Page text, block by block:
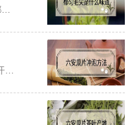
都匀毛尖的味道是滋味鲜浓、回味甘甜。都匀毛尖有“三绿透黄色”的特色，即干茶色泽绿中带黄，汤色绿中透黄，叶底绿中显黄。成品都匀毛尖色泽翠绿、外形匀整、白毫显露、条索卷曲、香气清嫩、滋味鲜浓、回味甘甜、汤色清澈、叶底明亮、芽头肥壮。
用茶匙把2-3克六安瓜片倒入杯中，加入温开水进行润茶，然后继续注水浸泡，水温大概在85度左右，茶水比例为1:50，当茶汤饮用至茶杯三分之一处时即可再次续水饮用。